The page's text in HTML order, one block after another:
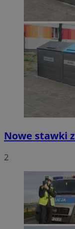
Nowe stawki
2